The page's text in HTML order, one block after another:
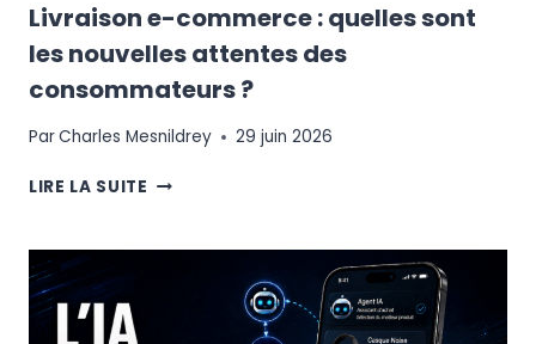
Livraison e-commerce : quelles sont
les nouvelles attentes des
consommateurs ?
ParCharles Mesnildrey 29 juin 2026
LIRE LA SUITE LIVRAISON
: